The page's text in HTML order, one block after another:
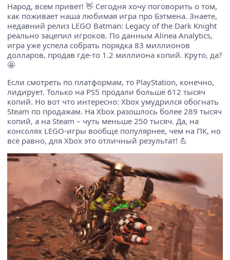
Народ, всем привет! 👋 Сегодня хочу поговорить о том,
как поживает наша любимая игра про Бэтмена. Знаете,
недавний релиз LEGO Batman: Legacy of the Dark Knight
реально зацепил игроков. По данным Alinea Analytics,
игра уже успела собрать порядка 83 миллионов
долларов, продав где-то 1.2 миллиона копий. Круто, да?
🤩
Если смотреть по платформам, то PlayStation, конечно,
лидирует. Только на PS5 продали больше 612 тысяч
копий. Но вот что интересно: Xbox умудрился обогнать
Steam по продажам. На Xbox разошлось более 289 тысяч
копий, а на Steam – чуть меньше 250 тысяч. Да, на
консолях LEGO-игры вообще популярнее, чем на ПК, но
всё равно, для Xbox это отличный результат! 💪